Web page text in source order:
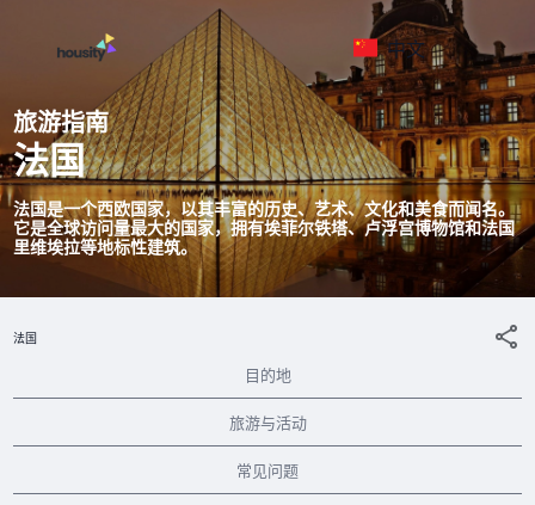
中文
旅游指南
法国
法国是一个西欧国家，以其丰富的历史、艺术、文化和美食而闻名。
它是全球访问量最大的国家，拥有埃菲尔铁塔、卢浮宫博物馆和法国
里维埃拉等地标性建筑。
法国
目的地
旅游与活动
常见问题